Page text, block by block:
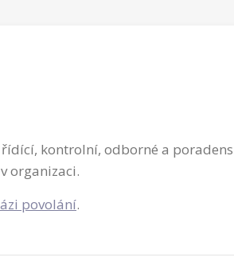
kontrolní, odborné a
organizaci.
povolání.